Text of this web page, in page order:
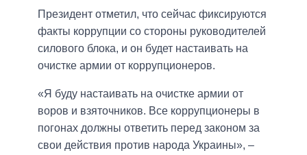
Президент отметил, что сейчас фиксируются
факты коррупции со стороны руководителей
силового блока, и он будет настаивать на
очистке армии от коррупционеров.
«Я буду настаивать на очистке армии от
воров и взяточников. Все коррупционеры в
погонах должны ответить перед законом за
свои действия против народа Украины», –